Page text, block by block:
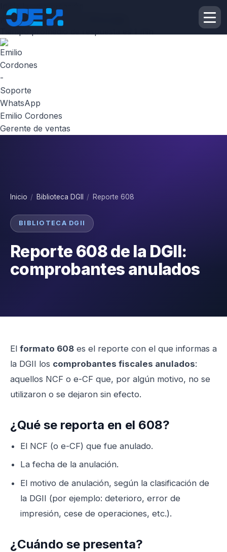
Inicie la conversación
¡Hola! Escribenos por
Emilio Cordones
Gerente de ventas
Inicio / Biblioteca DGII / Reporte 608
BIBLIOTECA DGII
Reporte 608 de la DGII:
comprobantes anulados
El formato 608 es el reporte con el que informas a
la DGII los comprobantes fiscales anulados:
aquellos NCF o e-CF que, por algún motivo, no se
utilizaron o se dejaron sin efecto.
¿Qué se reporta en el 608?
El NCF (o e-CF) que fue anulado.
La fecha de la anulación.
El motivo de anulación, según la clasificación de
la DGII (por ejemplo: deterioro, error de
impresión, cese de operaciones, etc.).
¿Cuándo se presenta?